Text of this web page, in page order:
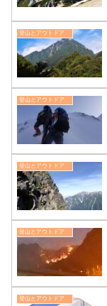
登山とアウトドア
登山とアウトドア
登山とアウトドア
登山とアウトドア
登山とアウトドア